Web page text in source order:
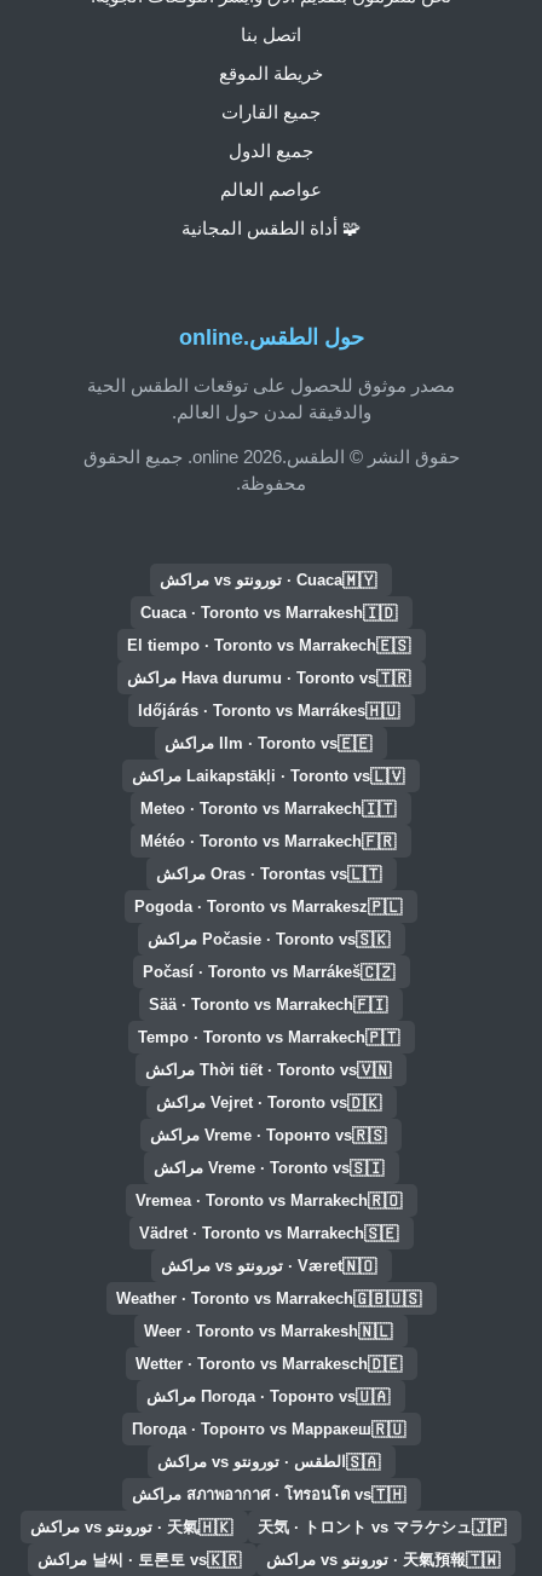
حول الطقس.online
مصدر موثوق للحصول على توقعات الطقس الحية
والدقيقة لمدن حول العالم.
حقوق النشر © الطقس.online 2026. جميع الحقوق
محفوظة.
اتصل بنا
خريطة الموقع
جميع القارات
جميع الدول
عواصم العالم
🧩 أداة الطقس المجانية
🇲🇾Cuaca · تورونتو vs مراكش
🇮🇩
Cuaca · Toronto vs Marrakesh
🇪🇸
El tiempo · Toronto vs Marrakech
🇹🇷Hava durumu · Toronto vs مراكش
🇭🇺
Időjárás · Toronto vs Marrákes
🇪🇪Ilm · Toronto vs مراكش
🇱🇻Laikapstākļi · Toronto vs مراكش
🇮🇹
Meteo · Toronto vs Marrakech
🇫🇷
Météo · Toronto vs Marrakech
🇱🇹Oras · Torontas vs مراكش
🇵🇱
Pogoda · Toronto vs Marrakesz
🇸🇰Počasie · Toronto vs مراكش
🇨🇿
Počasí · Toronto vs Marrákeš
🇫🇮
Sää · Toronto vs Marrakech
🇵🇹
Tempo · Toronto vs Marrakech
🇻🇳Thời tiết · Toronto vs مراكش
🇩🇰Vejret · Toronto vs مراكش
🇷🇸Vreme · Торонто vs مراكش
🇸🇮Vreme · Toronto vs مراكش
🇷🇴
Vremea · Toronto vs Marrakech
🇸🇪
Vädret · Toronto vs Marrakech
🇳🇴Været · تورونتو vs مراكش
🇬🇧🇺🇸
Weather · Toronto vs Marrakech
🇳🇱
Weer · Toronto vs Marrakesh
🇩🇪
Wetter · Toronto vs Marrakesch
🇺🇦Погода · Торонто vs مراكش
🇷🇺
Погода · Торонто vs Марракеш
🇸🇦 الطقس · تورونتو vs مراكش
🇹🇭สภาพอากาศ · โทรอนโต vs مراكش
🇯🇵
天気 · トロント vs マラケシュ
🇭🇰天氣 · تورونتو vs مراكش
🇹🇼天氣預報 · تورونتو vs مراكش 🇰🇷날씨 · 토론토 vs مراكش